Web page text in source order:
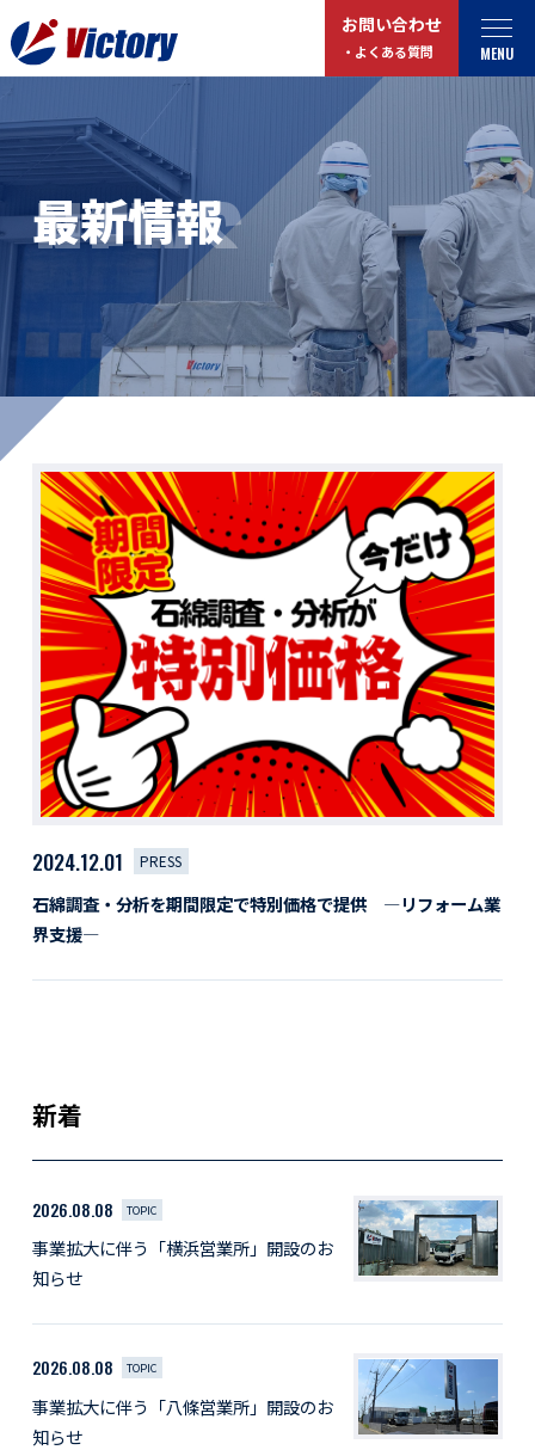
MENU
お問い合わせ
・よくある質問
トップ
事業紹介
総合解体 / 解体事業
産業廃棄物収集/ 運搬
企業概要
私たちについて
サステナビリティ
活動レポート
最新情報
お役立ちコラム
プライバシーポリシー
お問い合わせ
よくある質問
採用情報
社員紹介
社員インタビュー
育休取得者インタビュー
募集要項一覧
ドライバー職場体験
採用エントリー
よくある質問
サイト内検索
最新情報
NEWS
2024.12.01 PRESS
石綿調査・分析を期間限定で特別価格で提供 ―リフォーム業
界支援―
新着
2026.08.08 TOPIC
事業拡大に伴う「横浜営業所」開設のお
知らせ
2026.08.08 TOPIC
事業拡大に伴う「八條営業所」開設のお
知らせ